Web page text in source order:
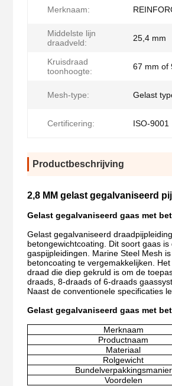
Merknaam:
Middelste lijn
draadveld:
25,4 mm
Kruisdraad
toonhoogte:
67 mm of
Mesh-type: Gelast
Certificering: ISO-9001
Productbeschrijving
2,8 MM gelast gegalvaniseerd
Gelast gegalvaniseerd gaas met
Gelast gegalvaniseerd
betongewichtcoating. Dit soort gaas
gaspijpleidingen. Marine Steel Mesh
betoncoating te vergemakkelijken.
draad die diep gekruld is om de
draads, 8-draads of 6-draads
Naast de conventionele specificaties
Gelast gegalvaniseerd gaas met
Merknaam
Productnaam
Materiaal
Rolgewicht
Bundelverpakkingsmanier
Voordelen